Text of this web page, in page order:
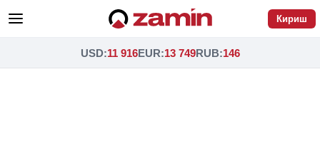
Кириш
USD:11 916EUR:13 749RUB:146